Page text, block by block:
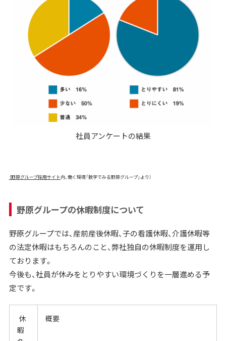
社員アンケートの結果
（野原グループ採用サイト内、働く環境「数字でみる野原グループ」より）
野原グループの休暇制度について
野原グループでは、産前産後休暇、子の看護休暇、介護休暇等
の法定休暇はもちろんのこと、弊社独自の休暇制度を運用し
ております。
今後も、社員が休みをとりやすい環境づくりを一層進める予
定です。
休
暇
概要